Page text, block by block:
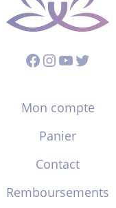
Facebook
Instagram
YouTube
Twitter
Mon compte
Panier
Contact
Remboursements